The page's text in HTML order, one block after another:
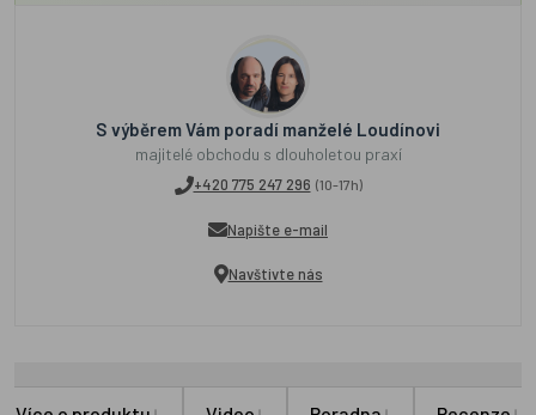
S výběrem Vám poradí manželé Loudínovi
majitelé obchodu s dlouholetou praxí
+420 775 247 296 (10-17h)
Napište e-mail
Navštivte nás